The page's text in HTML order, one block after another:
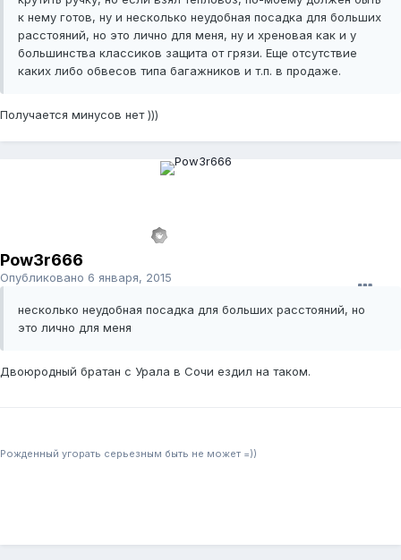
к нему готов, ну и несколько неудобная посадка для больших
расстояний, но это лично для меня, ну и хреновая как и у
большинства классиков защита от грязи. Еще отсутствие
каких либо обвесов типа багажников и т.п. в продаже.
Получается минусов нет )))
Pow3r666
Опубликовано 6 января, 2015
несколько неудобная посадка для больших расстояний, но
это лично для меня
Двоюродный братан с Урала в Сочи ездил на таком.
Рожденный угорать серьезным быть не может =))